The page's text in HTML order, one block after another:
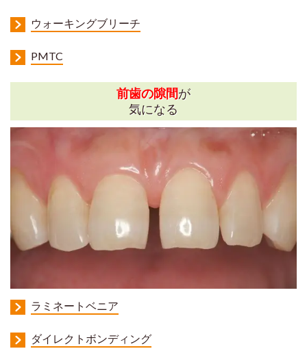
ウォーキングブリーチ
PMTC
前歯の隙間が
気になる
ラミネートベニア
ダイレクトボンディング